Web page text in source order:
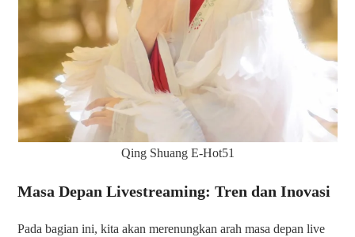
Qing Shuang E-Hot51
Masa Depan Livestreaming: Tren dan Inovasi
Pada bagian ini, kita akan merenungkan arah masa depan live